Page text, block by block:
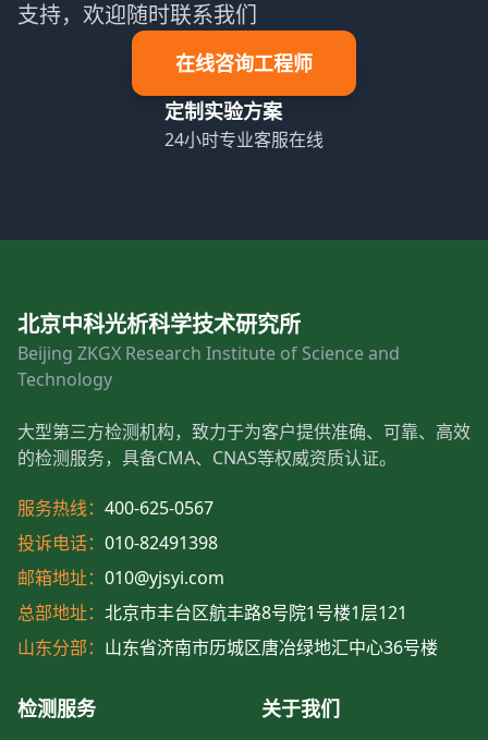
支持，欢迎随时联系我们
在线咨询工程师
定制实验方案
24小时专业客服在线
北京中科光析科学技术研究所
Beijing ZKGX Research Institute of Science and
Technology
大型第三方检测机构，致力于为客户提供准确、可靠、高效
的检测服务，具备CMA、CNAS等权威资质认证。
服务热线： 400-625-0567
投诉电话： 010-82491398
邮箱地址： 010@yjsyi.com
总部地址： 北京市丰台区航丰路8号院1号楼1层121
山东分部： 山东省济南市历城区唐冶绿地汇中心36号楼
检测服务 关于我们